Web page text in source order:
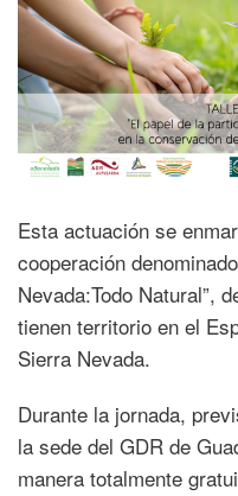
Esta actuación se
cooperación
Nevada:Todo Natural”,
tienen territorio en el
Sierra Nevada.
Durante la jornada,
la sede del GDR de
manera totalmente